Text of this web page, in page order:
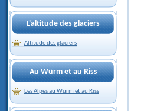
L'altitude des glaciers
Altitude des glaciers
Au Würm et au Riss
Les Alpes au Würm et au Riss